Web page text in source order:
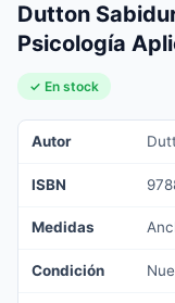
Dutton
Psicología
✓ En stock
Autor
ISBN
Medidas
Condición